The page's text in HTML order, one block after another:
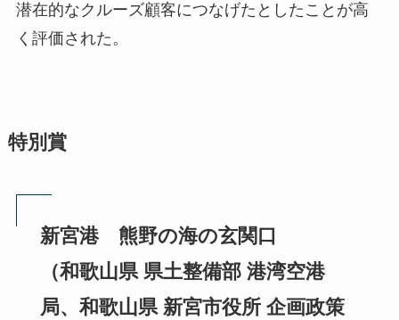
潜在的なクルーズ顧客につなげたとしたことが高
く評価された。
特別賞
新宮港 熊野の海の玄関口
（和歌山県 県土整備部 港湾空港
局、和歌山県 新宮市役所 企画政策